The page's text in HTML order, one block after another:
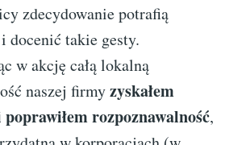
zdecydowanie potrafią
docenić takie gesty.
w akcję całą lokalną
naszej firmyzyskałem
poprawiłem rozpoznawalność,